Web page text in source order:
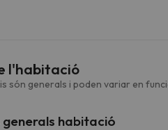
l'habitació
són generals i poden variar en
generals habitació